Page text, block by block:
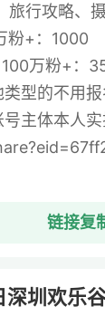
旅行攻略、
万粉+：
+：3500
型的不用
号主体本人
链接复
深圳欢乐